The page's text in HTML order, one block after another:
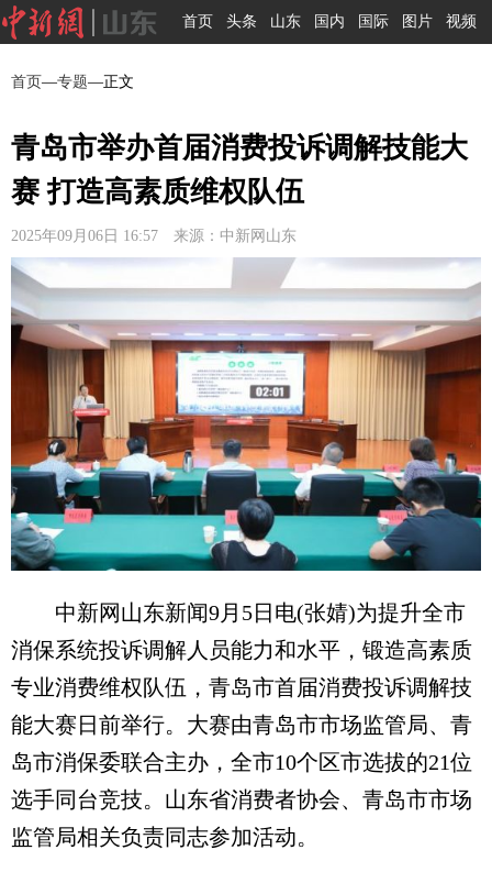
首页 头条 山东 国内 国际 图片 视频
首页—专题—正文
青岛市举办首届消费投诉调解技能大
赛 打造高素质维权队伍
2025年09月06日 16:57 来源：中新网山东
中新网山东新闻9月5日电(张婧)为提升全市
消保系统投诉调解人员能力和水平，锻造高素质
专业消费维权队伍，青岛市首届消费投诉调解技
能大赛日前举行。大赛由青岛市市场监管局、青
岛市消保委联合主办，全市10个区市选拔的21位
选手同台竞技。山东省消费者协会、青岛市市场
监管局相关负责同志参加活动。